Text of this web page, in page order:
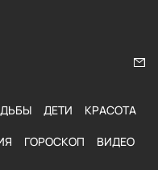
ДЕТИ КРАСОТА
ГОРОСКОП ВИДЕО